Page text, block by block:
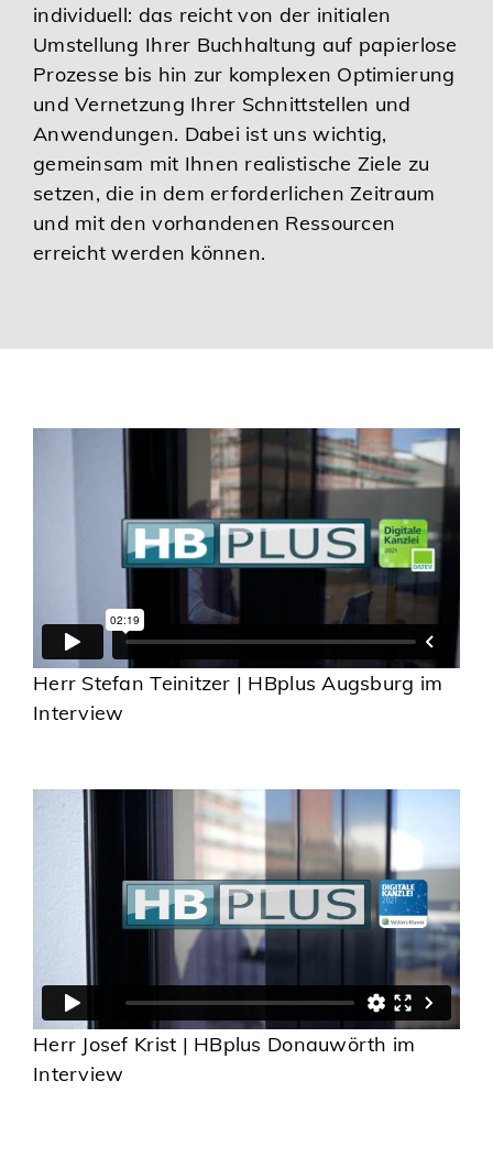
individuell: das reicht von der initialen
Umstellung Ihrer Buchhaltung auf papierlose
Prozesse bis hin zur komplexen Optimierung
und Vernetzung Ihrer Schnittstellen und
Anwendungen. Dabei ist uns wichtig,
gemeinsam mit Ihnen realistische Ziele zu
setzen, die in dem erforderlichen Zeitraum
und mit den vorhandenen Ressourcen
erreicht werden können.
Herr Stefan Teinitzer | HBplus Augsburg im
Interview
Herr Josef Krist | HBplus Donauwörth im
Interview